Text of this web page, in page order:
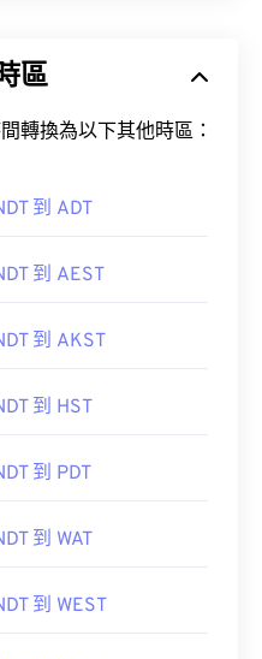
區
轉換為以下其他時區：
到 ADT
到 AEST
到 AKST
到 HST
到 PDT
到 WAT
到 WEST